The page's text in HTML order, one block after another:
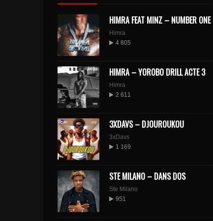
HIMRA FEAT MINZ – NUMBER ONE
Himra
4 805
HIMRA – YOROBO DRILL ACTE 3
Himra
2 611
3XDAVS – DJOUROUKOU
3xDavs
1 169
STE MILANO – DANS DOS
Ste Milano
951